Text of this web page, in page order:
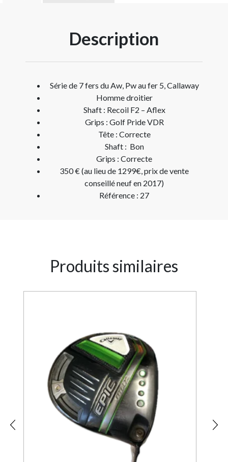
Description
Série de 7 fers du Aw, Pw au fer 5, Callaway
Homme droitier
Shaft : Recoil F2 – Aflex
Grips : Golf Pride VDR
Tête : Correcte
Shaft : Bon
Grips : Correcte
350 € (au lieu de 1299€, prix de vente
conseillé neuf en 2017)
Référence : 27
Produits similaires